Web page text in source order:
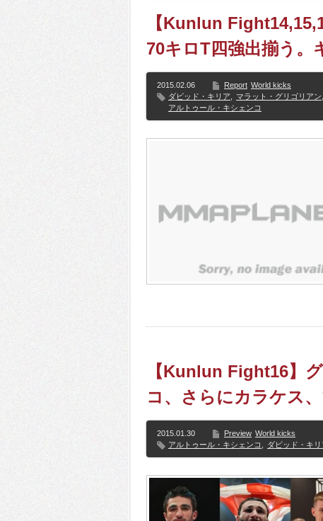
【Kunlun
70キロT四強出揃う。
2015.02.06 Report World kicks
ダビッド・キリア
マラット・グリゴリアン
アルトゥール・キシェンコ
【Kunlun Fight16】
コ、さらにカラケス
2015.01.30 Preview World kicks
アルトゥール・キシェンコ
ダビッド・キリ